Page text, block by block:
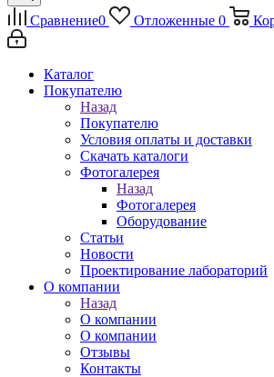
Сравнение0 Отложенные 0
Каталог
Покупателю
Назад
Покупателю
Условия оплаты и доставки
Скачать каталоги
Фотогалерея
Назад
Фотогалерея
Оборудование
Статьи
Новости
Проектирование лабораторий
О компании
Назад
О компании
О компании
Отзывы
Контакты